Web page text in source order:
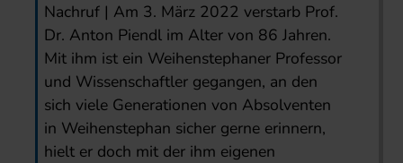
Nachruf | Am 3. März 2022 verstarb Prof.
Dr. Anton Piendl im Alter von 86 Jahren.
Mit ihm ist ein Weihenstephaner Professor
und Wissenschaftler gegangen, an den
sich viele Generationen von Absolventen
in Weihenstephan sicher gerne erinnern,
hielt er doch mit der ihm eigenen